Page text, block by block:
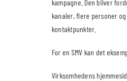
kampagne. Den bliver
kanaler, flere personer
kontaktpunkter.
For en SMV kan det
Virksomhedens